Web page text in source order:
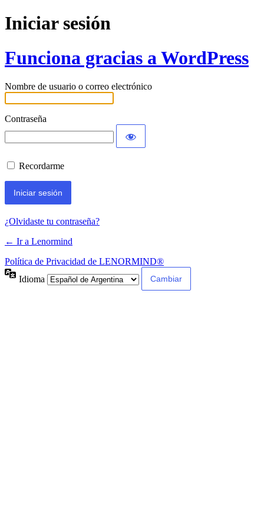
Iniciar sesión
Funciona gracias a WordPress
Nombre de usuario o correo electrónico
Contraseña
Recordarme
¿Olvidaste tu contraseña?
← Ir a Lenormind
Política de Privacidad de LENORMIND®
Idioma